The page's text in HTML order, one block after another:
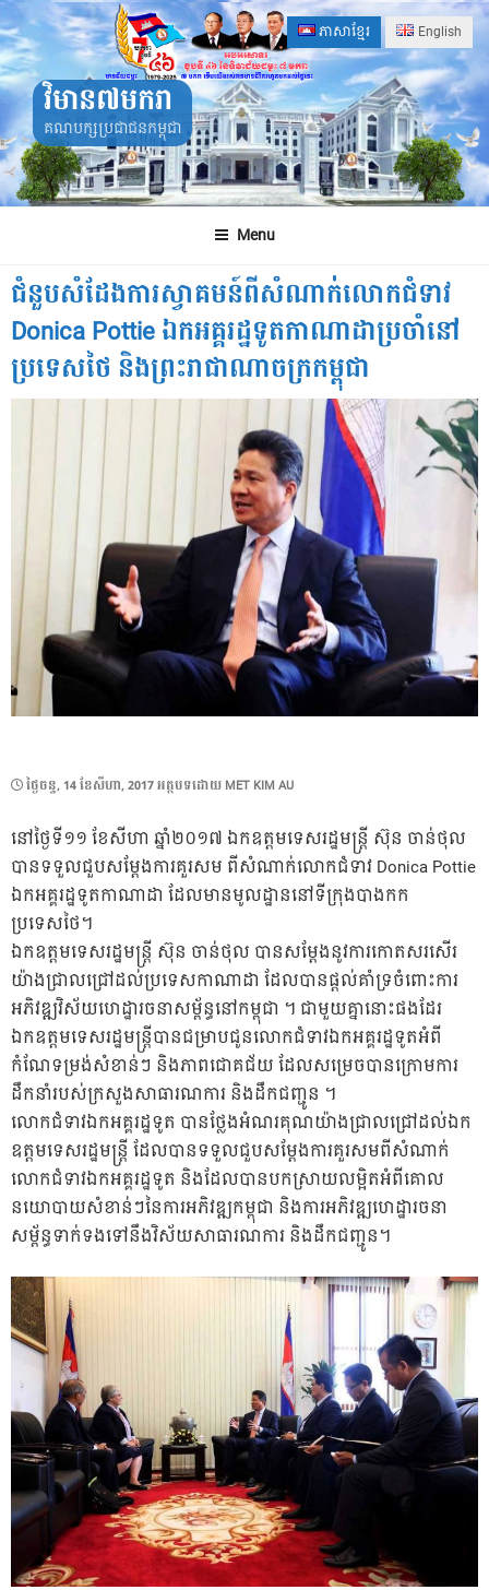
Skip
to
content
ភាសាខ្មែរ English
វិមាន៧មករា
គណបក្សប្រជាជនកម្ពុជា
Menu
ជំនួបសំដែងការស្វាគមន៍ពីសំណាក់លោកជំទាវ
Donica Pottie ឯកអគ្គរដ្ឋទូតកាណាដាប្រចាំនៅ
ប្រទេសថៃ និងព្រះរាជាណាចក្រកម្ពុជា
POSTED
ថ្ងៃ​ចន្ទ, 14 ខែ​សីហា, 2017អត្ថបទដោយ MET KIM AU
នៅថ្ងៃទី១១ ខែសីហា ឆ្នាំ២០១៧ ឯកឧត្ដមទេសរដ្ឋមន្ត្រី ស៊ុន ចាន់ថុល
បានទទួលជួបសម្តែងការគួរសម ពីសំណាក់លោកជំទាវ Donica Pottie
ឯកអគ្គរដ្ឋទូតកាណាដា ដែលមានមូលដ្ឋាននៅទីក្រុងបាងកក
ប្រទេសថៃ។
ឯកឧត្តមទេសរដ្ឋមន្រ្តី ស៊ុន ចាន់ថុល បានសម្តែងនូវការកោតសរសើរ
យ៉ាងជ្រាលជ្រៅដល់ប្រទេសកាណាដា ដែលបានផ្តល់គាំទ្រចំពោះការ
អភិវឌ្ឍវិស័យហេដ្ឋារចនាសម្ព័ន្ធនៅកម្ពុជា ។ ជាមួយគ្នានោះផងដែរ
ឯកឧត្ដមទេសរដ្ឋមន្ត្រីបានជម្រាបជូនលោកជំទាវឯកអគ្គរដ្ឋទូតអំពី
កំណែទម្រង់សំខាន់ៗ និងភាពជោគជ័យ ដែលសម្រេចបានក្រោមការ
ដឹកនាំរបស់ក្រសួងសាធារណការ និងដឹកជញ្ជូន ។
លោកជំទាវឯកអគ្គរដ្ឋទូត បានថ្លែងអំណរគុណយ៉ាងជ្រាលជ្រៅដល់ឯក
ឧត្តមទេសរដ្ឋមន្ត្រី ដែលបានទទួលជួបសម្តែងការគួរសមពីសំណាក់
លោកជំទាវឯកអគ្គរដ្ឋទូត និងដែលបានបកស្រាយលម្អិតអំពីគោល
នយោបាយសំខាន់ៗនៃការអភិវឌ្ឍកម្ពុជា និងការអភិវឌ្ឍហេដ្ឋារចនា
សម្ព័ន្ធទាក់ទងទៅនឹងវិស័យសាធារណការ និងដឹកជញ្ជូន។